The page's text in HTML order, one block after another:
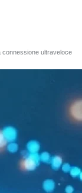
connessione ultraveloce